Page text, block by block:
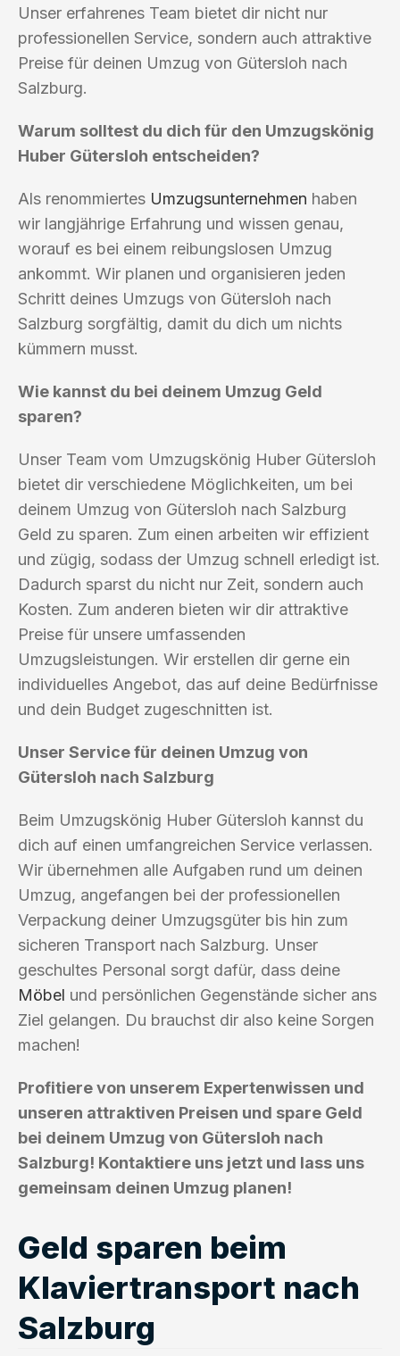
Unser erfahrenes Team bietet dir nicht nur
professionellen Service, sondern auch attraktive
Preise für deinen Umzug von Gütersloh nach
Salzburg.
Warum solltest du dich für den Umzugskönig
Huber Gütersloh entscheiden?
Als renommiertes Umzugsunternehmen haben
wir langjährige Erfahrung und wissen genau,
worauf es bei einem reibungslosen Umzug
ankommt. Wir planen und organisieren jeden
Schritt deines Umzugs von Gütersloh nach
Salzburg sorgfältig, damit du dich um nichts
kümmern musst.
Wie kannst du bei deinem Umzug Geld
sparen?
Unser Team vom Umzugskönig Huber Gütersloh
bietet dir verschiedene Möglichkeiten, um bei
deinem Umzug von Gütersloh nach Salzburg
Geld zu sparen. Zum einen arbeiten wir effizient
und zügig, sodass der Umzug schnell erledigt ist.
Dadurch sparst du nicht nur Zeit, sondern auch
Kosten. Zum anderen bieten wir dir attraktive
Preise für unsere umfassenden
Umzugsleistungen. Wir erstellen dir gerne ein
individuelles Angebot, das auf deine Bedürfnisse
und dein Budget zugeschnitten ist.
Unser Service für deinen Umzug von
Gütersloh nach Salzburg
Beim Umzugskönig Huber Gütersloh kannst du
dich auf einen umfangreichen Service verlassen.
Wir übernehmen alle Aufgaben rund um deinen
Umzug, angefangen bei der professionellen
Verpackung deiner Umzugsgüter bis hin zum
sicheren Transport nach Salzburg. Unser
geschultes Personal sorgt dafür, dass deine
Möbel und persönlichen Gegenstände sicher ans
Ziel gelangen. Du brauchst dir also keine Sorgen
machen!
Profitiere von unserem Expertenwissen und
unseren attraktiven Preisen und spare Geld
bei deinem Umzug von Gütersloh nach
Salzburg! Kontaktiere uns jetzt und lass uns
gemeinsam deinen Umzug planen!
Geld sparen beim
Klaviertransport nach
Salzburg